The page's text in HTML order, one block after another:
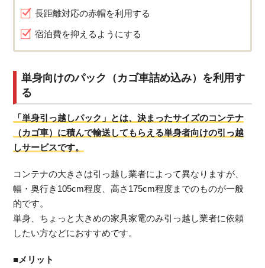
長距離対応の赤帽を利用する
宿泊費を抑えるようにする
単身向けのパック（カゴ車詰め込み）を利用す
る
「単身引っ越しパック」とは、決まったサイズのコンテナ
（カゴ車）に積んで輸送してもらえる単身者向けの引っ越
しサービスです。
コンテナの大きさは引っ越し業者によって異なりますが、
幅・奥行き105cm程度、高さ175cm程度までのものが一般
的です。
単身、ちょっと大きめの家具家電のみ引っ越し業者に依頼
したい方などにおすすめです。
■メリット